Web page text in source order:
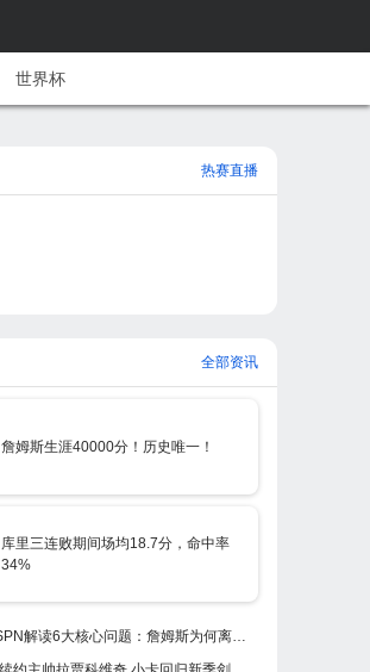
世界杯
热赛直播
全部资讯
詹姆斯生涯40000分！历史唯一！
库里三连败期间场均18.7分，命中率
34%
读6大核心问题：詹姆斯为何离开紫金军